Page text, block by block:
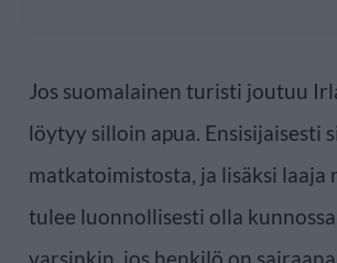
Jos suomalainen turisti joutuu
löytyy silloin apua. Ensisijaisesti
matkatoimistosta, ja lisäksi laaja
tulee luonnollisesti olla